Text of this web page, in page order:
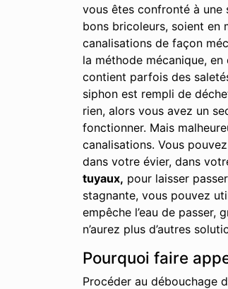
vous êtes confronté à
bons bricoleurs, soient en
canalisations de façon
la méthode mécanique,
contient parfois des
siphon est rempli de
rien, alors vous avez un
fonctionner. Mais
canalisations. Vous
dans votre évier, dans
tuyaux, pour laisser
stagnante, vous pouvez
empêche l’eau de passer,
n’aurez plus d’autres
Pourquoi faire
Procéder au débouchage